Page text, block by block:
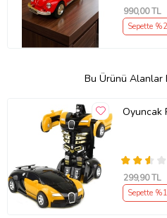
990,00 TL
Sepette
Bu Ürünü Alanlar
Oyuncak
299,90 TL
Sepette